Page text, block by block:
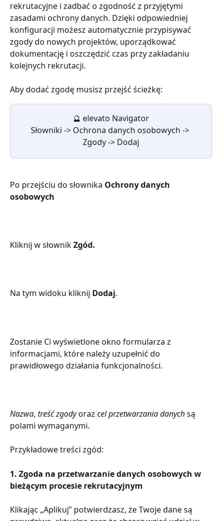
rekrutacyjne i zadbać o zgodność z przyjętymi
zasadami ochrony danych. Dzięki odpowiedniej
konfiguracji możesz automatycznie przypisywać
zgody do nowych projektów, uporządkować
dokumentację i oszczędzić czas przy zakładaniu
kolejnych rekrutacji.
Aby dodać zgodę musisz przejść ścieżkę:
🔮 elevato Navigator
Słowniki -> Ochrona danych osobowych ->
Zgody -> Dodaj
Po przejściu do słownika Ochrony danych
osobowych
Kliknij w słownik Zgód.
Na tym widoku kliknij Dodaj.
Zostanie Ci wyświetlone okno formularza z
informacjami, które należy uzupełnić do
prawidłowego działania funkcjonalności.
Nazwa, treść zgody oraz cel przetwarzania danych są
polami wymaganymi.
Przykładowe treści zgód:
1. Zgoda na przetwarzanie danych osobowych w
bieżącym procesie rekrutacyjnym
Klikając „Aplikuj” potwierdzasz, że Twoje dane są